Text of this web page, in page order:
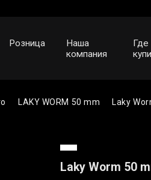
Розница
Наша
компания
Где
LAKY WORM 50 mm Laky
Laky Worm 50